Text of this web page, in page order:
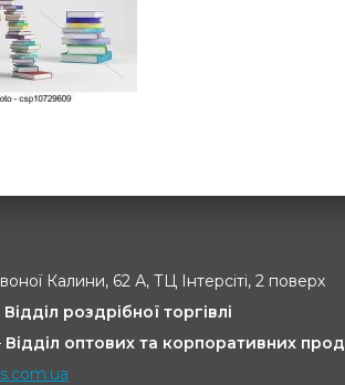
Калини, 62 А, ТЦ Інтерсіті, 2 поверх
Відділ роздрібної торгівлі
Відділ оптових та корпоративних